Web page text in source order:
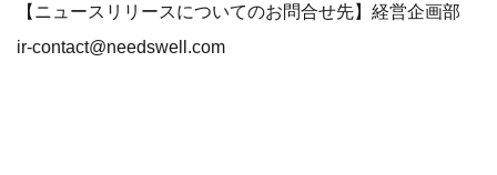
【ニュースリリースについてのお問合せ先】経営企画部
ir-contact@needswell.com